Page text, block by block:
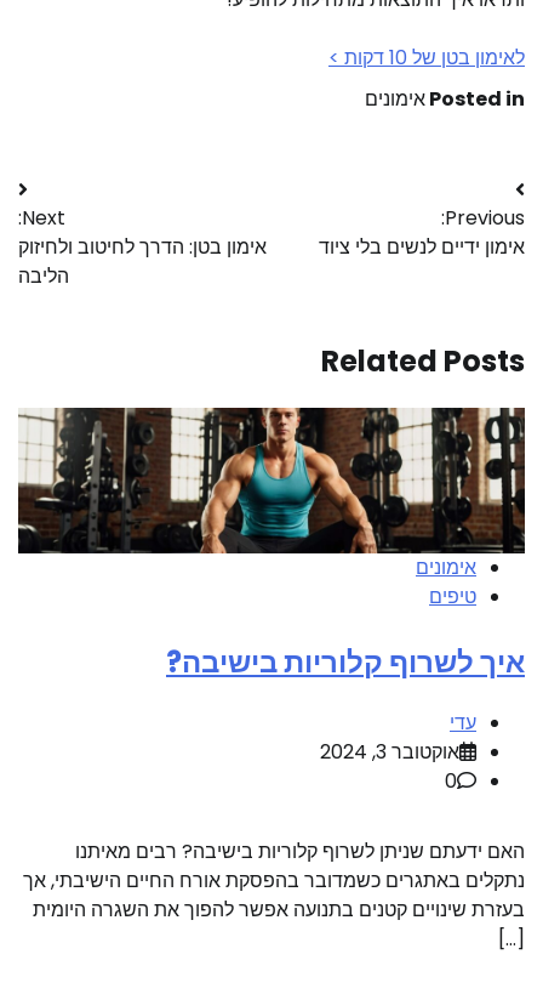
לאימון בטן של 10 דקות >
Posted inאימונים
Previous:
אימון ידיים לנשים בלי ציוד
Next:
אימון בטן: הדרך לחיטוב ולחיזוק
הליבה
Related Posts
אימונים
טיפים
איך לשרוף קלוריות בישיבה?
עדי
אוקטובר 3, 2024
0
האם ידעתם שניתן לשרוף קלוריות בישיבה? רבים מאיתנו
נתקלים באתגרים כשמדובר בהפסקת אורח החיים הישיבתי, אך
בעזרת שינויים קטנים בתנועה אפשר להפוך את השגרה היומית
[…]